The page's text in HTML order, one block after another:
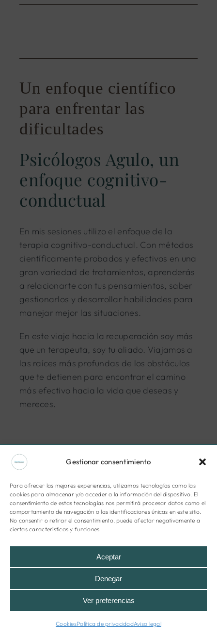
Gestionar consentimiento
Para ofrecer las mejores experiencias, utilizamos tecnologías como las
cookies para almacenar y/o acceder a la información del dispositivo. El
consentimiento de estas tecnologías nos permitirá procesar datos como el
comportamiento de navegación o las identificaciones únicas en este sitio.
No consentir o retirar el consentimiento, puede afectar negativamente a
ciertas características y funciones.
Aceptar
Denegar
Ver preferencias
CookiesPolítica de privacidadAviso legal
Un enfoque científico
para enfrentar las
dificultades
Psicólogos Agulo, un
enfoque cognitivo-
conductual
En mis sesiones utilizo el enfoque de la
terapia cognitivo-conductual. Con métodos
científicamente probados y efectivos en una
gran variedad de tratamientos, aprenderás
a relacionarte con tus pensamientos, saber
gestionarlos y desarrollar habilidades para
manejar mejor las situaciones.
En este viaje hacia la recuperación soy más
que un terapeuta, soy tu aliado. Viajamos a
las raíces más profundas de los obstáculos
que te detienen para encontrar el camino
más efectivo hacia la vida que deseas y
mereces.